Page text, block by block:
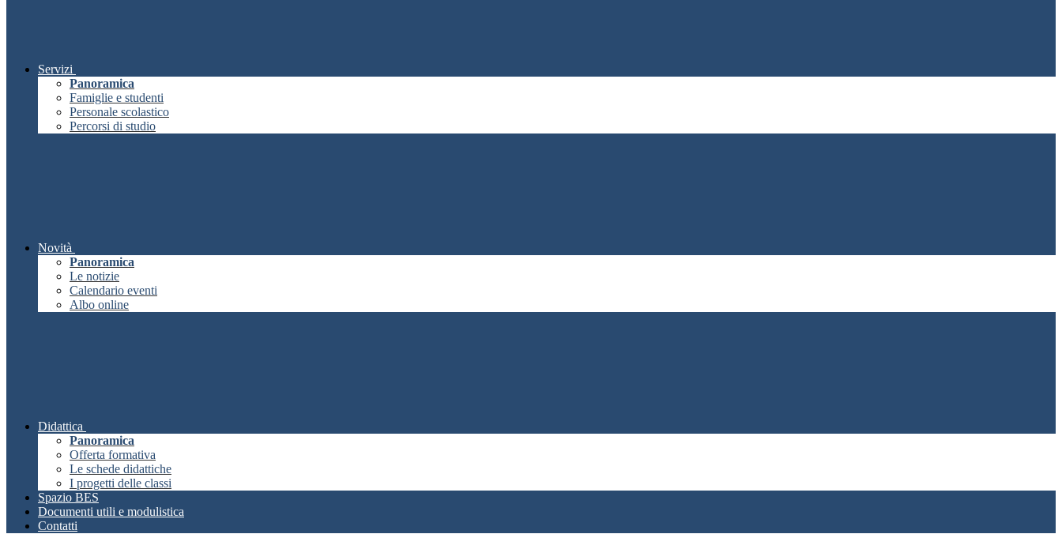
Servizi
Panoramica
Famiglie e studenti
Personale scolastico
Percorsi di studio
Novità
Panoramica
Le notizie
Calendario eventi
Albo online
Didattica
Panoramica
Offerta formativa
Le schede didattiche
I progetti delle classi
Spazio BES
Documenti utili e modulistica
Contatti